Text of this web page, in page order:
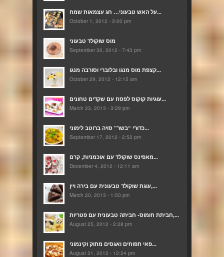
על האש טבעוני… חג עצמאות שמח...
October 1, 2012 - 3:00 pm
מוס שוקולד טבעוני
September 30, 2012 - 7:43 pm
קצפת מוס מנגו ובלוברי וסורבה מנגו...
October 29, 2012 - 12:15 am
עוגיות קוקוס לפסח עם שקדים טחונים...
March 23, 2013 - 3:29 pm
כדורי “בשר” סויה ברוטב לימוני...
September 17, 2012 - 2:52 pm
מאפינס שוקולד עם אוכמניות, קרם...
December 4, 2012 - 12:11 am
עוגת שוקולד טבעונית עם בירה ויין,...
March 20, 2013 - 1:50 pm
חביתת חומוס- חביתה טבעונית עם פטריות,...
August 25, 2012 - 2:28 pm
פאי תפוחים ואגסים מתוק וקינמוני...
August 31, 2012 - 12:24 pm